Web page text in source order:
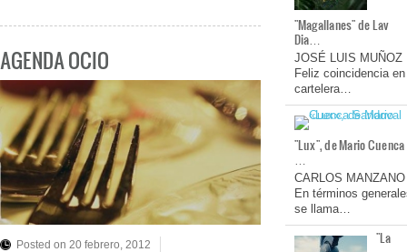
AGENDA OCIO
Posted on 20 febrero, 2012
"Magallanes" de Lav
Dia…
JOSÉ LUIS MUÑOZ
Feliz coincidencia en
cartelera…
"Lux", de Mario Cuenca
…
CARLOS MANZANO
En términos
se llama…
"La